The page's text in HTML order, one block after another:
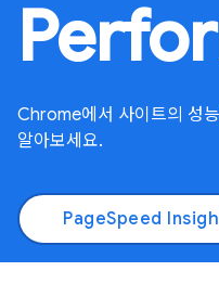
Chrome에서 사이트의 성
알아보세요.
PageSpeed